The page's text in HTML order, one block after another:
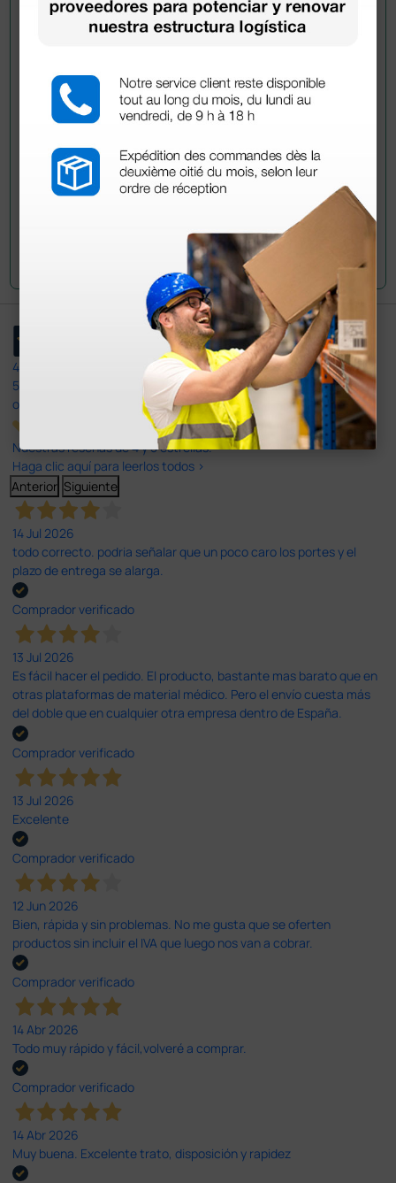
Pregúntale a un colega
¿Todavía tienes alguna duda? ¿Necesitas más
Envía ahora mismo tu pregunta a los colegas que ya
han adquirido este producto.
Envía tu pregunta
4,4
597
opiniones
Nuestras reseñas de 4 y 5 estrellas.
Haga clic aquí para leerlos todos >
Anterior Siguiente
14 Jul 2026
todo correcto. podria señalar que un poco caro los portes y el
plazo de entrega se alarga.
Comprador verificado
13 Jul 2026
Es fácil hacer el pedido. El producto, bastante mas barato que en
otras plataformas de material médico. Pero el envío cuesta más
del doble que en cualquier otra empresa dentro de España.
Comprador verificado
13 Jul 2026
Excelente
Comprador verificado
12 Jun 2026
Bien, rápida y sin problemas. No me gusta que se oferten
productos sin incluir el IVA que luego nos van a cobrar.
Comprador verificado
14 Abr 2026
Todo muy rápido y fácil,volveré a comprar.
Comprador verificado
14 Abr 2026
Muy buena. Excelente trato, disposición y rapidez